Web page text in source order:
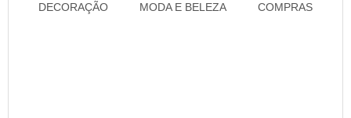
DECORAÇÃO MODA E BELEZA COMPRAS